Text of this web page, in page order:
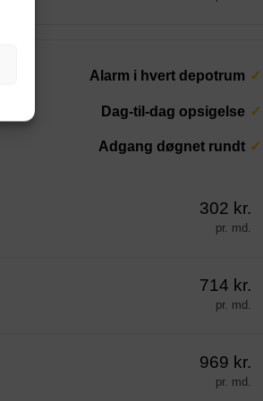
Alarm i hvert depotrum
Dag-til-dag opsigelse
Adgang døgnet rundt
302 kr.
pr. md.
714 kr.
pr. md.
969 kr.
pr. md.